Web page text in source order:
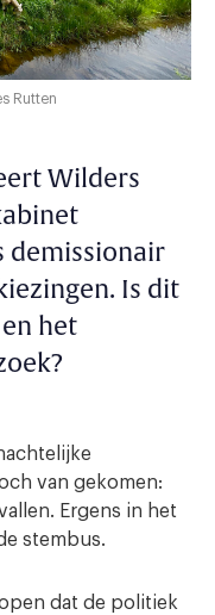
Rutten
Wilders
demissionair
Is dit
het
van gekomen:
Ergens in het
stembus.
dat de politiek